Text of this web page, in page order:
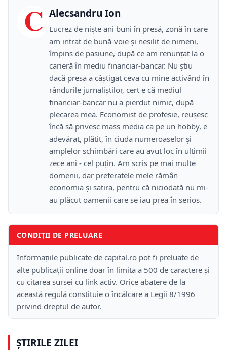
C Alecsandru Ion
Lucrez de niște ani buni în presă, zonă în care
am intrat de bună-voie și nesilit de nimeni,
împins de pasiune, după ce am renunțat la o
carieră în mediu financiar-bancar. Nu știu
dacă presa a câștigat ceva cu mine activând în
rândurile jurnaliștilor, cert e că mediul
financiar-bancar nu a pierdut nimic, după
plecarea mea. Economist de profesie, reușesc
încă să privesc mass media ca pe un hobby, e
adevărat, plătit, în ciuda numeroaselor și
amplelor schimbări care au avut loc în ultimii
zece ani - cel puțin. Am scris pe mai multe
domenii, dar preferatele mele rămân
economia și satira, pentru că niciodată nu mi-
au plăcut oamenii care se iau prea în serios.
CONDIȚII DE PRELUARE
Informațiile publicate de capital.ro pot fi preluate de
alte publicații online doar în limita a 500 de caractere și
cu citarea sursei cu link activ. Orice abatere de la
această regulă constituie o încălcare a Legii 8/1996
privind dreptul de autor.
ȘTIRILE ZILEI